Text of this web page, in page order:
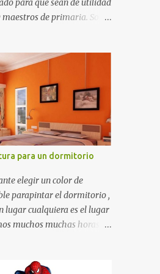
para que sean de utilidad
de primaria. Son
pueden utilizar en variedad
recortes para tareas
hacer juegos infantiles
decorar los cumpleaños
otras cosas.
para un dormitorio
elegir un color de
parapintar el dormitorio ,
lugar cualquiera es el lugar
muchos muchas horas y
que utilizamos todos los